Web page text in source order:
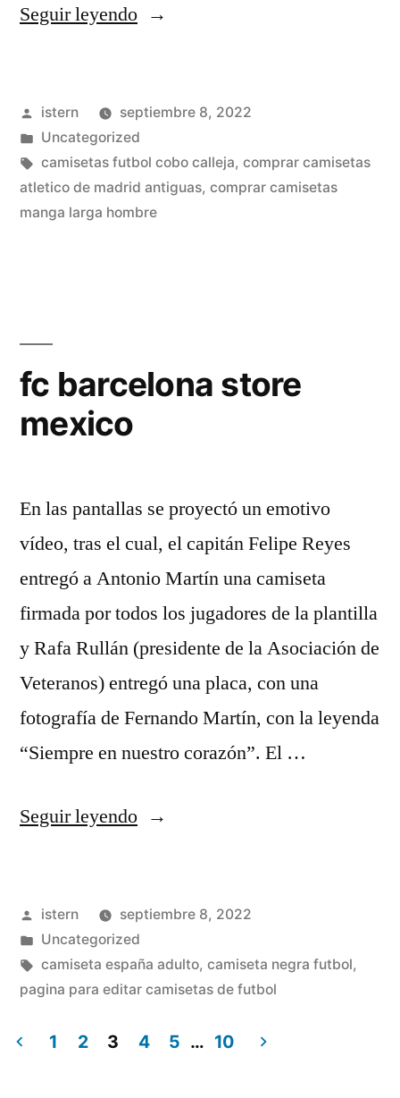
Seguir leyendo«camisetas
Publicado
por
istern
septiembre 8, 2022
Publicado
en
Uncategorized
Etiquetas:
camisetas futbol cobo calleja, comprar camisetas
atletico de madrid antiguas, comprar camisetas
manga larga hombre
fc barcelona store
mexico
En las pantallas se proyectó un emotivo
vídeo, tras el cual, el capitán Felipe Reyes
entregó a Antonio Martín una camiseta
firmada por todos los jugadores de la plantilla
y Rafa Rullán (presidente de la Asociación de
Veteranos) entregó una placa, con una
fotografía de Fernando Martín, con la leyenda
“Siempre en nuestro corazón”. El …
Seguir leyendo«fc
mexico»
Publicado
por
istern
septiembre 8, 2022
Publicado
en
Uncategorized
Etiquetas:
camiseta españa adulto, camiseta negra futbol,
pagina para editar camisetas de futbol
1 2 3 4 5 … 10